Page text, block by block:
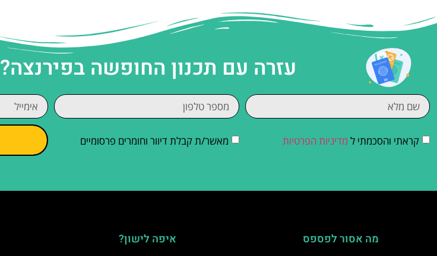
עזרה עם תכנון החופשה בפירנצה?
קראתי והסכמתי ל מדיניות הפרטיות מאשר/ת קבלת דיוור וחומרים פרסומיים
מה אסור לפספס
איפה לישון?